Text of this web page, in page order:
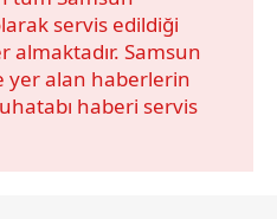
için İnternet
kişilere ait çerezler
vasıtasıyla çeşitli kişisel
olan çerezler bilgi
amacıyla
servis edildiği
almaktadır. Samsun
yer alan haberlerin
haberi servis